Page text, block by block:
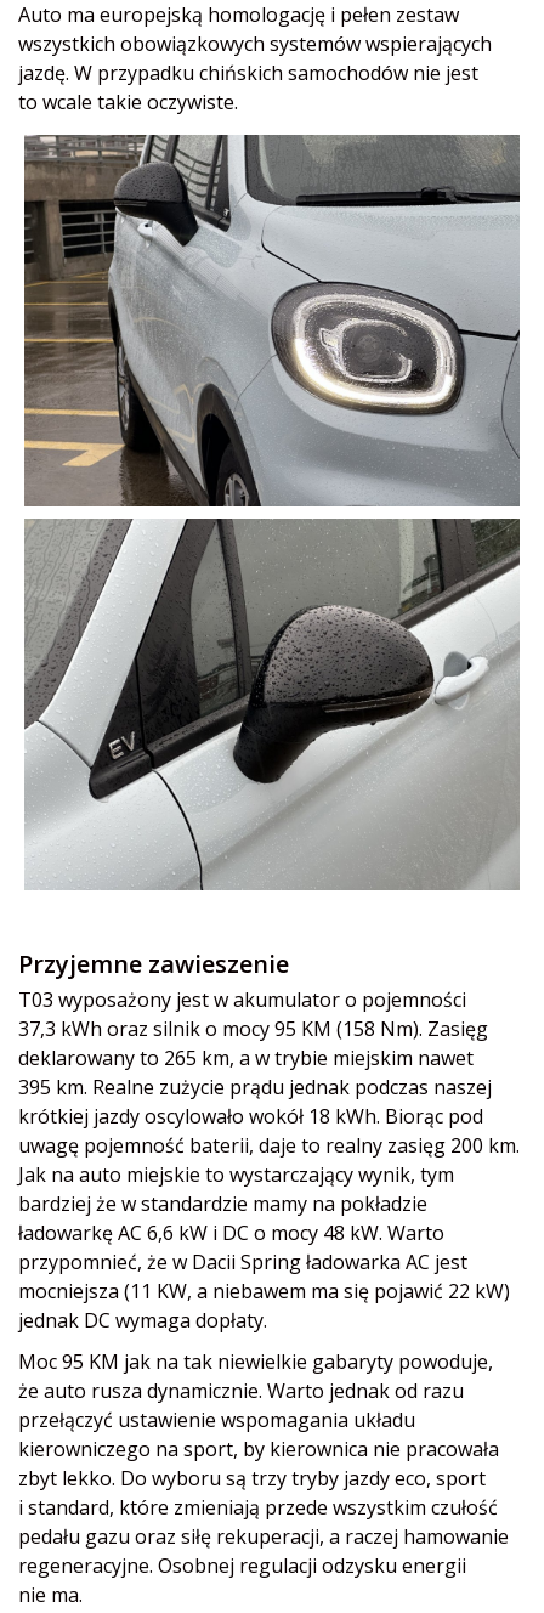
Auto ma europejską homologację i pełen zestaw
wszystkich obowiązkowych systemów wspierających
jazdę. W przypadku chińskich samochodów nie jest
to wcale takie oczywiste.
Przyjemne zawieszenie
T03 wyposażony jest w akumulator o pojemności
37,3 kWh oraz silnik o mocy 95 KM (158 Nm). Zasięg
deklarowany to 265 km, a w trybie miejskim nawet
395 km. Realne zużycie prądu jednak podczas naszej
krótkiej jazdy oscylowało wokół 18 kWh. Biorąc pod
uwagę pojemność baterii, daje to realny zasięg 200 km.
Jak na auto miejskie to wystarczający wynik, tym
bardziej że w standardzie mamy na pokładzie
ładowarkę AC 6,6 kW i DC o mocy 48 kW. Warto
przypomnieć, że w Dacii Spring ładowarka AC jest
mocniejsza (11 KW, a niebawem ma się pojawić 22 kW)
jednak DC wymaga dopłaty.
Moc 95 KM jak na tak niewielkie gabaryty powoduje,
że auto rusza dynamicznie. Warto jednak od razu
przełączyć ustawienie wspomagania układu
kierowniczego na sport, by kierownica nie pracowała
zbyt lekko. Do wyboru są trzy tryby jazdy eco, sport
i standard, które zmieniają przede wszystkim czułość
pedału gazu oraz siłę rekuperacji, a raczej hamowanie
regeneracyjne. Osobnej regulacji odzysku energii
nie ma.